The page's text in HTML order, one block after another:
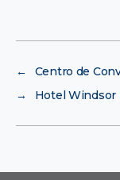
←
Centro de
→
Hotel Windsor